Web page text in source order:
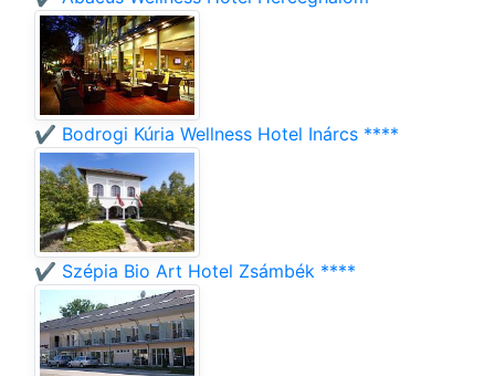
✔️ Bodrogi Kúria Wellness Hotel Inárcs ****
✔️ Szépia Bio Art Hotel Zsámbék ****